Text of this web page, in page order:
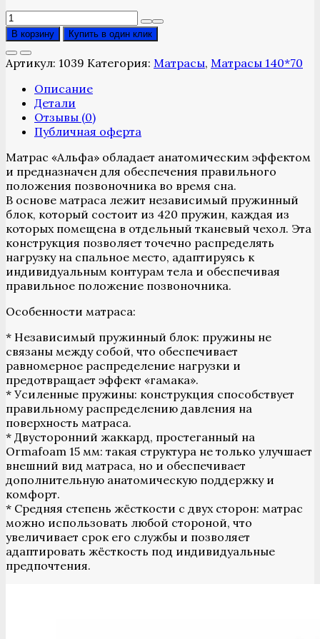
Количество
товара
Детский
ортопедический
матрас
Альфа
140*70
В корзину Купить в один клик
Артикул: 1039 Категория: Матрасы, Матрасы 140*70
Описание
Детали
Отзывы (0)
Публичная оферта
Матрас «Альфа» обладает анатомическим эффектом
и предназначен для обеспечения правильного
положения позвоночника во время сна.
В основе матраса лежит независимый пружинный
блок, который состоит из 420 пружин, каждая из
которых помещена в отдельный тканевый чехол. Эта
конструкция позволяет точечно распределять
нагрузку на спальное место, адаптируясь к
индивидуальным контурам тела и обеспечивая
правильное положение позвоночника.
Особенности матраса:
* Независимый пружинный блок: пружины не
связаны между собой, что обеспечивает
равномерное распределение нагрузки и
предотвращает эффект «гамака».
* Усиленные пружины: конструкция способствует
правильному распределению давления на
поверхность матраса.
* Двусторонний жаккард, простеганный на
Ormafoam 15 мм: такая структура не только улучшает
внешний вид матраса, но и обеспечивает
дополнительную анатомическую поддержку и
комфорт.
* Средняя степень жёсткости с двух сторон: матрас
можно использовать любой стороной, что
увеличивает срок его службы и позволяет
адаптировать жёсткость под индивидуальные
предпочтения.